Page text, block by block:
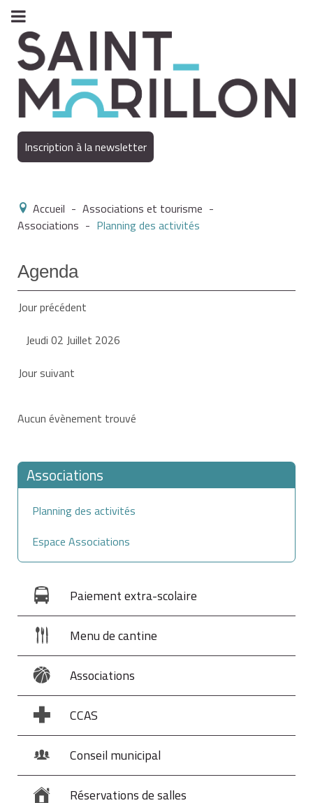
Inscription à la newsletter
Accueil - Associations et tourisme -
Associations - Planning des activités
Agenda
Jour précédent
Jeudi 02 Juillet 2026
Jour suivant
Aucun évènement trouvé
Associations
Planning des activités
Espace Associations
Paiement extra-scolaire
Menu de cantine
Associations
CCAS
Conseil municipal
Réservations de salles